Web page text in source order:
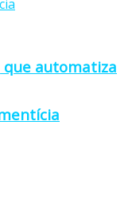
que automatiza